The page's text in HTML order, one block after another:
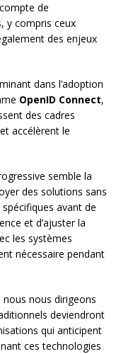
de
y compris ceux
des enjeux
dans l’adoption
OpenID Connect,
des cadres
accélèrent le
semble la
des solutions sans
avant de
et d’ajuster la
les systèmes
nécessaire pendant
nous dirigeons
deviendront
qui anticipent
ces technologies